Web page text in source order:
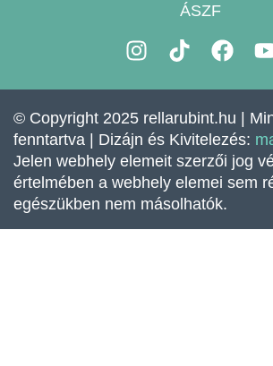
ÁSZF
I
s
t
a
g
r
a
m
T
k
t
o
k
F
c
e
b
o
o
k
t
© Copyright 2025 rellarubint.hu |
fenntartva | Dizájn és Kivitelezés:
Jelen webhely elemeit szerzői jog
értelmében a webhely elemei sem
egészükben nem másolhatók.